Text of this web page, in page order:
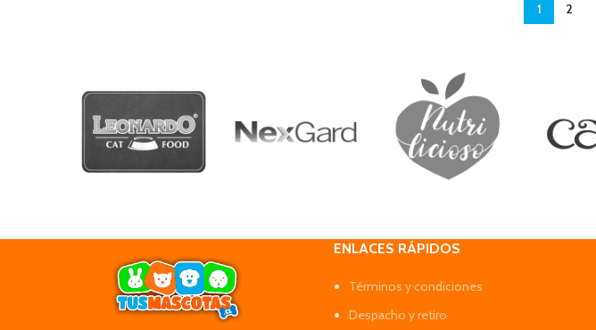
1 2
ENLACES RÁPIDOS
Términos y condiciones
Despacho y retiro